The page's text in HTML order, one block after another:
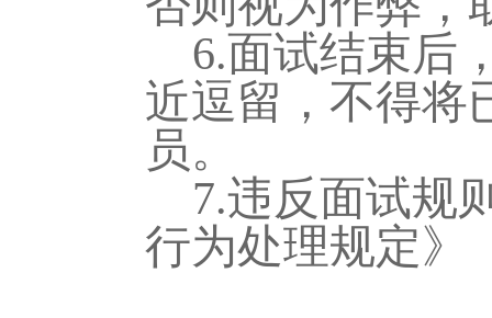
6.面试结束后
近逗留，不得将
员。
7.违反面试规
行为处理规定》